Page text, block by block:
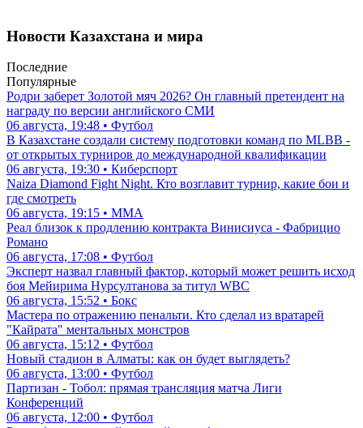
Новости Казахстана и мира
Последние
Популярные
Родри заберет Золотой мяч 2026? Он главный претендент на
награду по версии английского СМИ
06 августа, 19:48 • Футбол
В Казахстане создали систему подготовки команд по MLBB -
от открытых турниров до международной квалификации
06 августа, 19:30 • Киберспорт
Naiza Diamond Fight Night. Кто возглавит турнир, какие бои и
где смотреть
06 августа, 19:15 • ММА
Реал близок к продлению контракта Винисиуса - Фабрицио
Романо
06 августа, 17:08 • Футбол
Эксперт назвал главный фактор, который может решить исход
боя Мейирима Нурсултанова за титул WBC
06 августа, 15:52 • Бокс
Мастера по отражению пенальти. Кто сделал из вратарей
"Кайрата" ментальных монстров
06 августа, 15:12 • Футбол
Новый стадион в Алматы: как он будет выглядеть?
06 августа, 13:00 • Футбол
Партизан - Тобол: прямая трансляция матча Лиги
Конференций
06 августа, 12:00 • Футбол